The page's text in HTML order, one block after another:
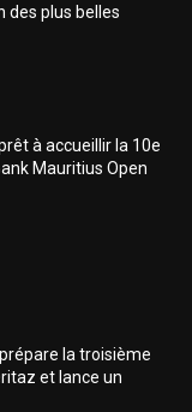
des plus belles
à accueillir la 10e
Mauritius Open
la troisième
et lance un